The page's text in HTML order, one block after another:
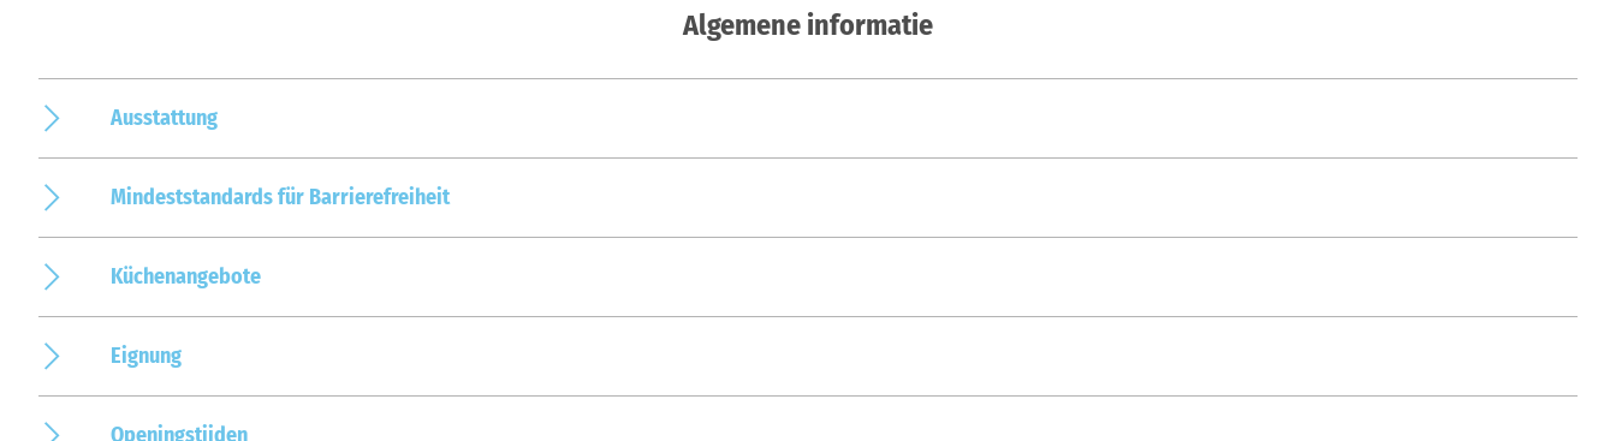
Algemene informatie
Ausstattung
Mindeststandards für Barrierefreiheit
Küchenangebote
Eignung
Openingstijden